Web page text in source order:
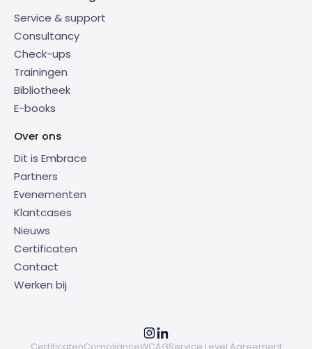
Service & support
Consultancy
Check-ups
Trainingen
Bibliotheek
E-books
Over ons
Dit is Embrace
Partners
Evenementen
Klantcases
Nieuws
Certificaten
Contact
Werken bij